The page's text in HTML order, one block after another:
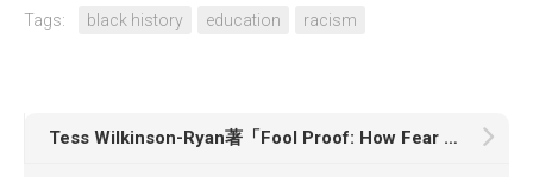
Tags: black history education racism
Tess Wilkinson-Ryan著「Fool Proof: How Fear of Playing the Sucker Shapes Our Selves and the Social Order―and What We Can Do About It」